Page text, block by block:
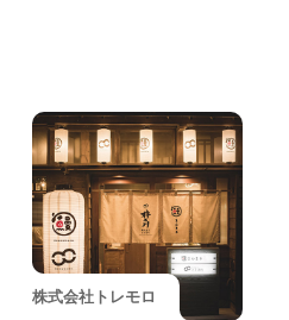
株式会社トレモロ